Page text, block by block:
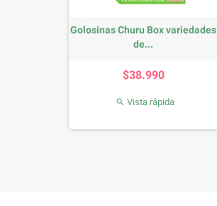
Golosinas Churu Box variedades
de...
$38.990
 Vista rápida